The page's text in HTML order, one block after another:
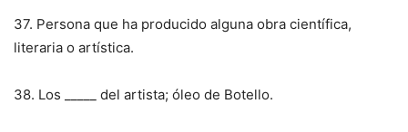
37. Persona que ha producido alguna obra científica,
literaria o artística.
38. Los _____ del artista; óleo de Botello.